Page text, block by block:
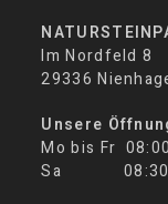
Im Nordfeld 8
29336
Unsere
Mo bis Fr
Sa 08:30 –